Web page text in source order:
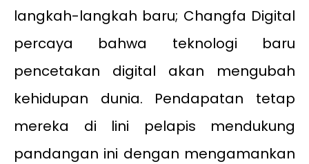
langkah-langkah baru; Changfa Digital
percaya bahwa teknologi baru
pencetakan digital akan mengubah
kehidupan dunia. Pendapatan tetap
mereka di lini pelapis mendukung
pandangan ini dengan mengamankan